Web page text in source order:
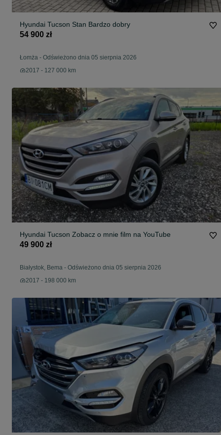
Hyundai Tucson Stan Bardzo dobry
54 900 zł
Łomża - Odświeżono dnia 05 sierpnia 2026
2017 - 127 000 km
Hyundai Tucson Zobacz o mnie film na YouTube
49 900 zł
Białystok, Bema - Odświeżono dnia 05 sierpnia 2026
2017 - 198 000 km